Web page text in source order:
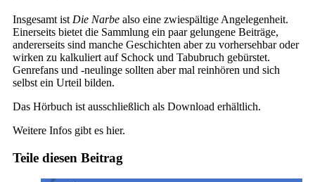
Insgesamt ist Die Narbe also eine zwiespältige Angelegenheit.
Einerseits bietet die Sammlung ein paar gelungene Beiträge,
andererseits sind manche Geschichten aber zu vorhersehbar oder
wirken zu kalkuliert auf Schock und Tabubruch gebürstet.
Genrefans und -neulinge sollten aber mal reinhören und sich
selbst ein Urteil bilden.
Das Hörbuch ist ausschließlich als Download erhältlich.
Weitere Infos gibt es hier.
Teile diesen Beitrag